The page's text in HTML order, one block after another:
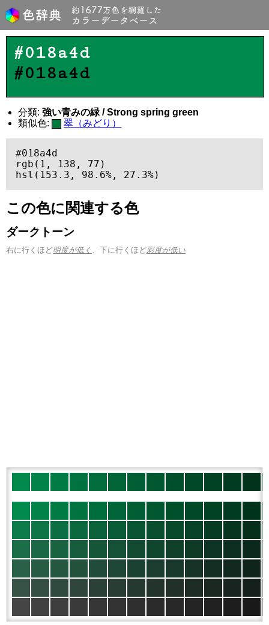
#018a4d
#018a4d
分類: 強い青みの緑 / Strong spring green
類似色:
翠（みどり）
#018a4d
rgb(1, 138, 77)
hsl(153.3, 98.6%, 27.3%)
この色に関連する色
ダークトーン
右に行くほど明度が低く 、下に行くほど彩度が低い